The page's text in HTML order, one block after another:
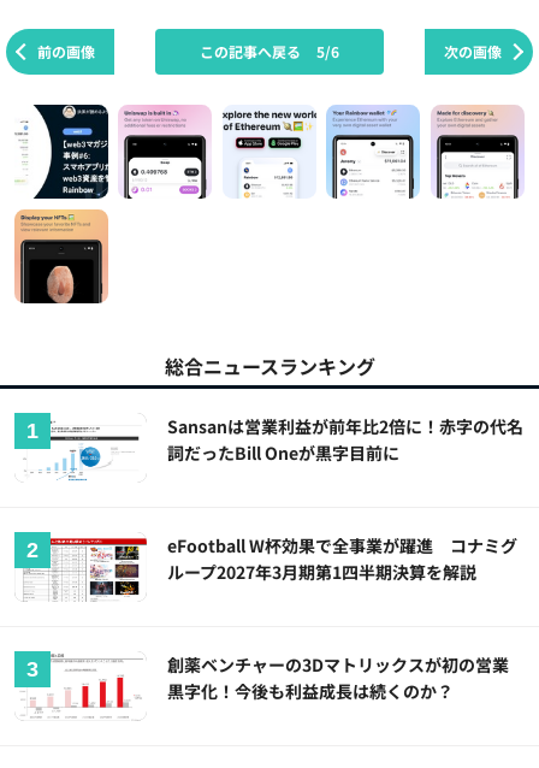
前の画像 次の画像
この記事へ戻る 5/6
総合ニュースランキング
Sansanは営業利益が前年比2倍に！赤字の代名
詞だったBill Oneが黒字目前に
eFootball W杯効果で全事業が躍進 コナミグ
ループ2027年3月期第1四半期決算を解説
創薬ベンチャーの3Dマトリックスが初の営業
黒字化！今後も利益成長は続くのか？